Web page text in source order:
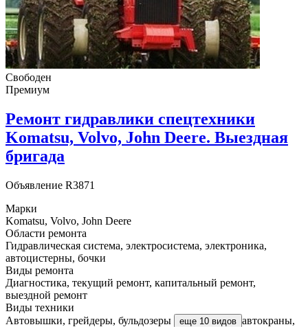
Свободен
Премиум
Ремонт гидравлики спецтехники
Komatsu, Volvo, John Deere. Выездная
бригада
Объявление R3871
Марки
Komatsu, Volvo, John Deere
Области ремонта
Гидравлическая система, электросистема, электроника,
автоцистерны, бочки
Виды ремонта
Диагностика, текущий ремонт, капитальный ремонт,
выездной ремонт
Виды техники
Автовышки, грейдеры, бульдозеры
еще 10 видов автокраны,